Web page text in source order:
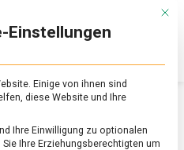
Online-
Magazin
zu
&
Ernährung
Mit
Einstellungen
Einige von ihnen sind
diese Website und Ihre
Ihre Einwilligung zu optionalen
Ihre Erziehungsberechtigten um